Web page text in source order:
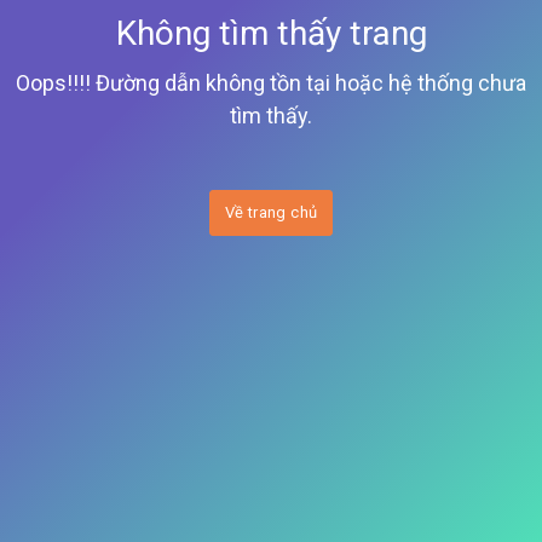
Không tìm thấy trang
Oops!!!! Đường dẫn không tồn tại hoặc hệ thống chưa
tìm thấy.
Về trang chủ